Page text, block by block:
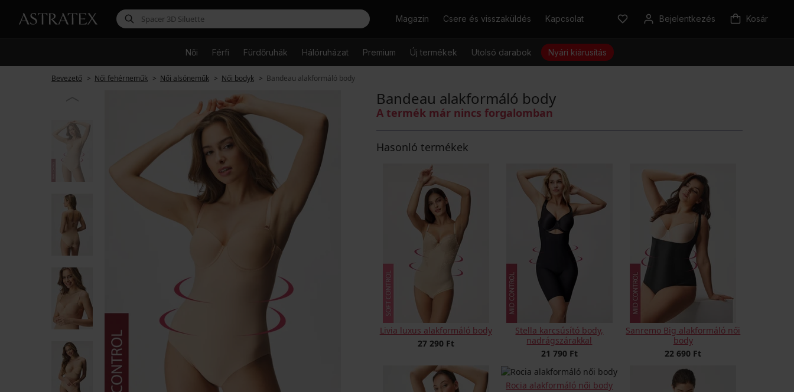
KeresésMagazin Csere és visszaküldés Kapcsolat Bejelentkezés Kosár
Női Férfi Fürdőruhák Hálóruházat Premium Új termékek Utolsó darabok Nyári kiárusítás
Bevezető Női fehérneműk Női alsóneműk Női bodyk Bandeau alakformáló body
Bandeau alakformáló body
A termék már nincs forgalomban
Hasonló termékek
Livia luxus alakformáló body
27 290 Ft
Stella karcsúsító body,
nadrágszárakkal
21 790 Ft
Sanremo Big alakformáló női
body
22 690 Ft
Rocia alakformáló női body